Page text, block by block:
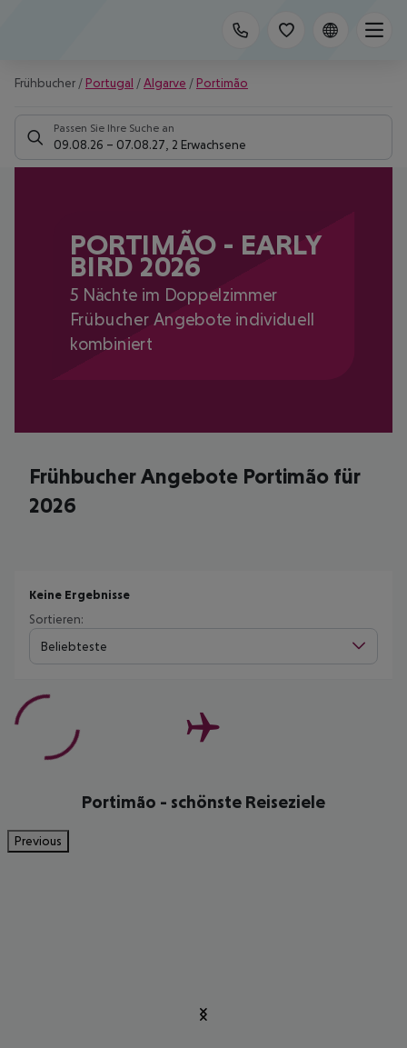
Frühbucher / Portugal /Algarve / Portimão
Passen Sie Ihre Suche an
09.08.26 – 07.08.27 2 Erwachsene
PORTIMÃO - EARLY
BIRD 2026
5 Nächte im Doppelzimmer
Frübucher Angebote individuell
kombiniert
Frühbucher Angebote Portimão für
2026
Keine Ergebnisse
Sortieren:
Beliebteste
Portimão - schönste Reiseziele
Previous